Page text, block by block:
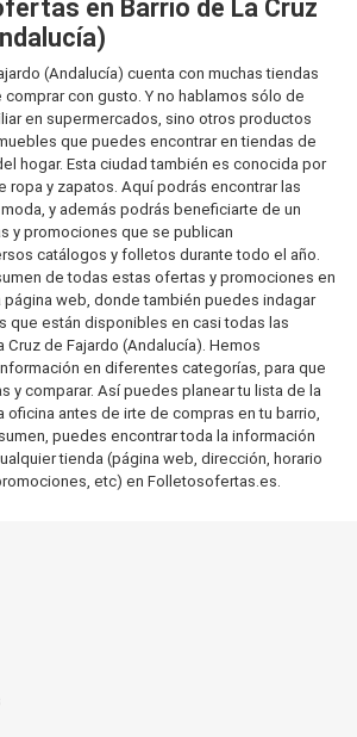
en Barrio de La Cruz
(Andalucía) cuenta con muchas tiendas
con gusto. Y no hablamos sólo de
en supermercados, sino otros productos
que puedes encontrar en tiendas de
hogar. Esta ciudad también es conocida por
ropa y zapatos. Aquí podrás encontrar las
y además podrás beneficiarte de un
y promociones que se publican
catálogos y folletos durante todo el año.
de todas estas ofertas y promociones en
web, donde también puedes indagar
que están disponibles en casi todas las
Cruz de Fajardo (Andalucía). Hemos
en diferentes categorías, para que
y comparar. Así puedes planear tu lista de la
oficina antes de irte de compras en tu barrio,
puedes encontrar toda la información
tienda (página web, dirección, horario
etc) en Folletosofertas.es.